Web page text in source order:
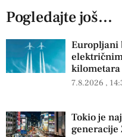
Pogledajte još...
Europljani
kilometara
7.8.2026
Tokio je
generacije